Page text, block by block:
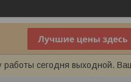
сегодня выходной.